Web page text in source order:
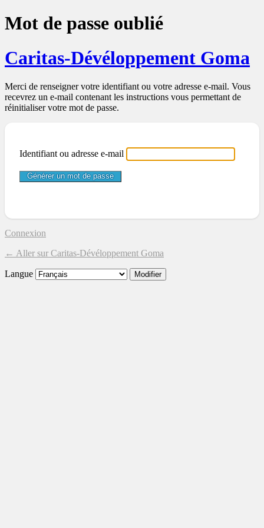
Mot de passe oublié
Caritas-Dévéloppement Goma
Merci de renseigner votre identifiant ou votre adresse e-mail. Vous
recevrez un e-mail contenant les instructions vous permettant de
réinitialiser votre mot de passe.
Identifiant ou adresse e-mail
Connexion
← Aller sur Caritas-Dévéloppement Goma
Langue